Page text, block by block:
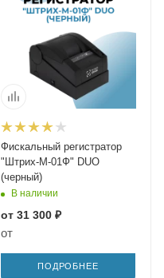
Фискальный регистратор
"Штрих-М-01Ф" DUO
(черный)
В наличии
от 31 300 ₽
от
ПОДРОБНЕЕ